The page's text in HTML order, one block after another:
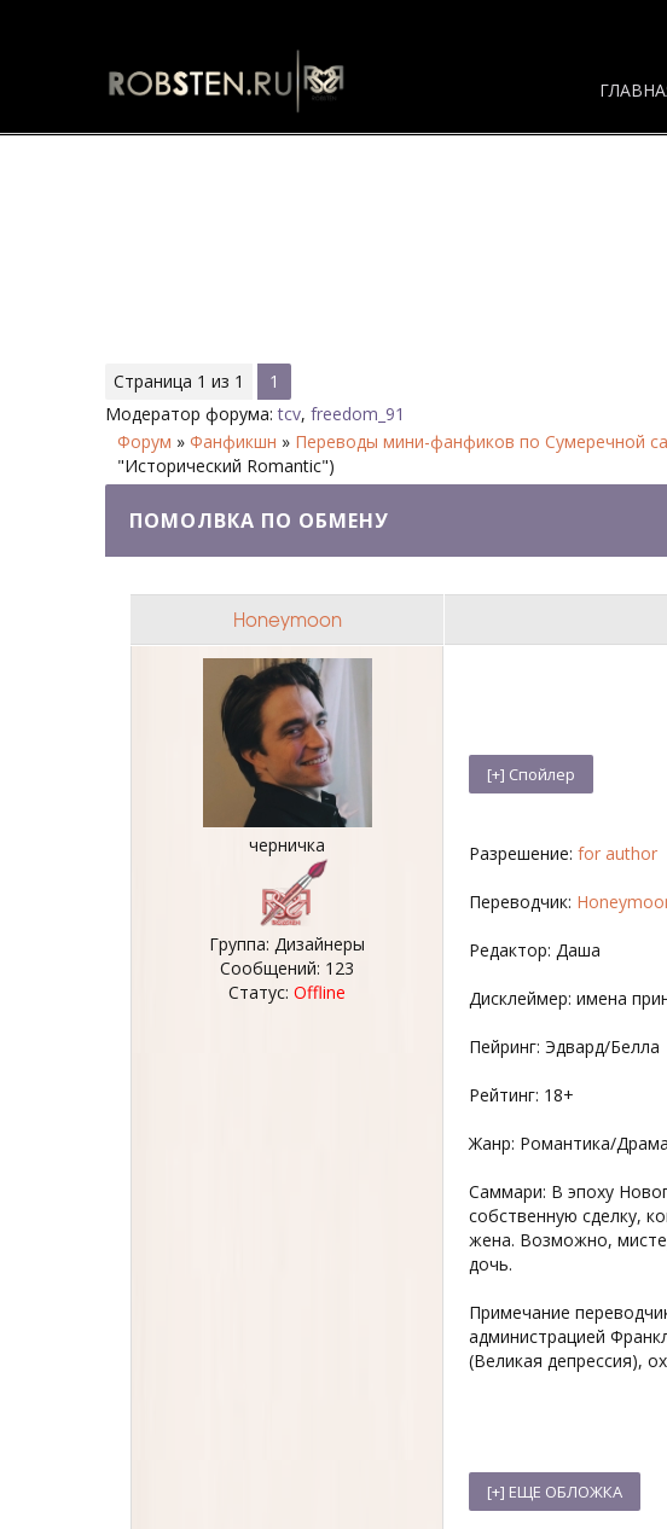
Страница 1 из 1
1
Модератор форума:tcv, freedom_91
Форум » Фанфикшн » Переводы мини-фанфиков по Сумеречной
"Исторический Romantic")
ПОМОЛВКА ПО ОБМЕНУ
Honeymoon
черничка
Группа: Дизайнеры
Сообщений: 123
Статус: Offline
Разрешение: for author
Переводчик:
Редактор: Даша
Дисклеймер: имена
Пейринг: Эдвард/Белла
Рейтинг: 18+
Жанр: Романтика/Драма
Саммари: В эпоху
собственную сделку,
жена. Возможно,
дочь.
Примечание
администрацией
(Великая депрессия),